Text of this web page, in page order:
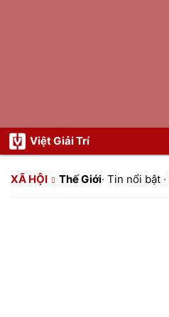
Việt Giải Trí
XÃ HỘI Thế Giới· Tin nổi bật ·